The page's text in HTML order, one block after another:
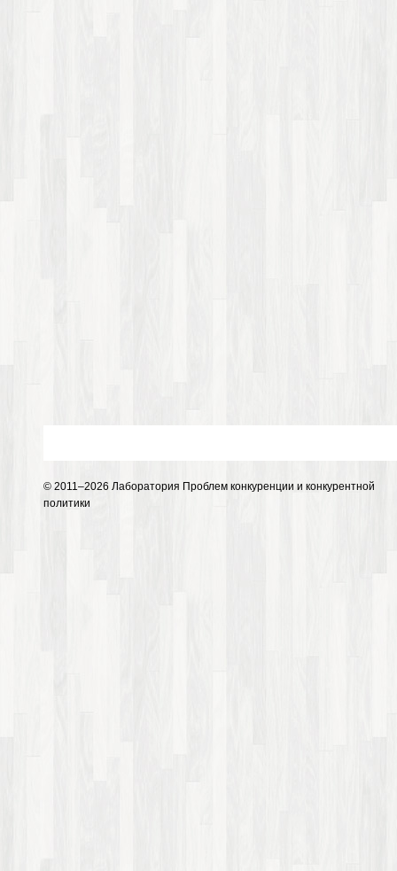
© 2011–2026 Лаборатория Проблем конкуренции и конкурентной
политики